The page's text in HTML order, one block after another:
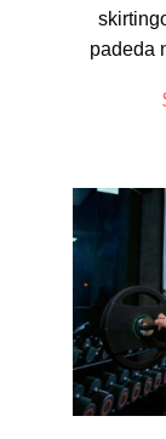
padeda